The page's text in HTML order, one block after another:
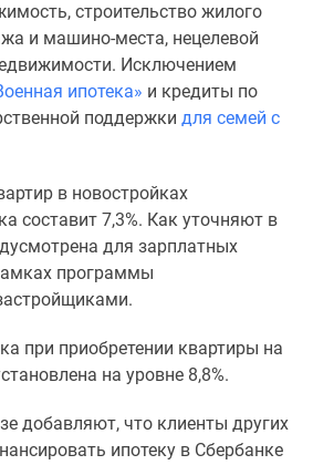
строительство жилого
и машино-места, нецелевой
Исключением
ипотека» и кредиты по
поддержки для семей с
в новостройках
составит 7,3%. Как уточняют в
для зарплатных
программы
при приобретении квартиры на
на уровне 8,8%.
добавляют, что клиенты других
ипотеку в Сбербанке